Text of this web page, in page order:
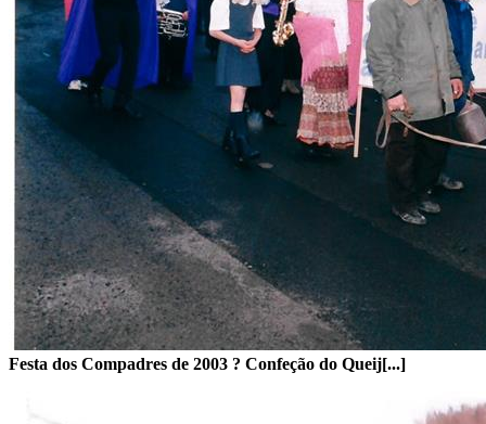
Festa dos Compadres de 2003 ? Confeção do Queij[...]